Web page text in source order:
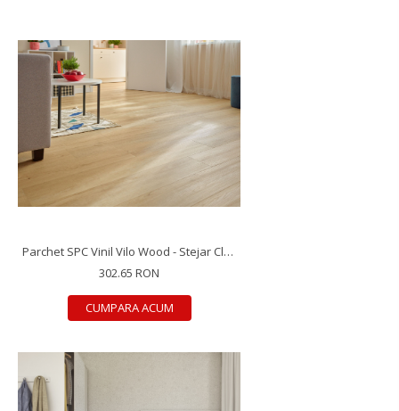
Parchet SPC Vinil Vilo Wood - Stejar Classic, 1218×181×4 mm, antiderapant R9, 2.42 mp/cutie (11 plăci)
302.65 RON
CUMPARA ACUM